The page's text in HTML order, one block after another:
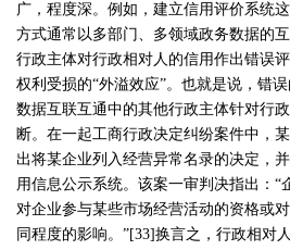
广，程度深。例如，建立信用评价系统
方式通常以多部门、多领域政务数据的
行政主体对行政相对人的信用作出错误
权利受损的“外溢效应”。也就是说，错
数据互联互通中的其他行政主体针对行
断。在一起工商行政决定纠纷案件中，
出将某企业列入经营异常名录的决定，
用信息公示系统。该案一审判决指出：“
对企业参与某些市场经营活动的资格或
同程度的影响。”[33]换言之，行政相对